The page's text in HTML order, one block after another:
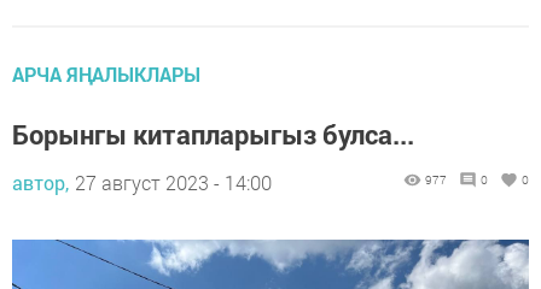
АРЧА ЯҢАЛЫКЛАРЫ
Борынгы китапларыгыз булса...
автор, 27 август 2023 - 14:00 977 0 0